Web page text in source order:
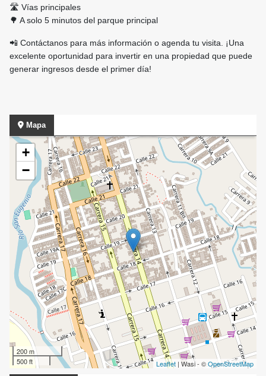
🛣️ Vías principales
🌳 A solo 5 minutos del parque principal
📲 Contáctanos para más información o agenda tu visita. ¡Una
excelente oportunidad para invertir en una propiedad que puede
generar ingresos desde el primer día!
Mapa
+
−
200 m
500 ft
Leaflet | Wasi - ©OpenStreetMap